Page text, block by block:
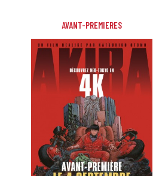
AVANT-PREMIERES